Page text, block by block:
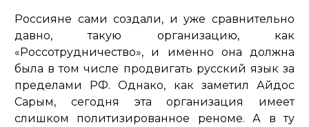
Россияне сами создали, и уже сравнительно
давно, такую организацию, как
«Россотрудничество», и именно она должна
была в том числе продвигать русский язык за
пределами РФ. Однако, как заметил Айдос
Сарым, сегодня эта организация имеет
слишком политизированное реноме. А в ту